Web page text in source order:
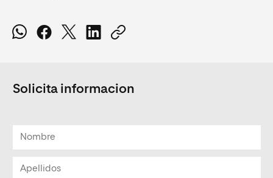
Solicita informacion